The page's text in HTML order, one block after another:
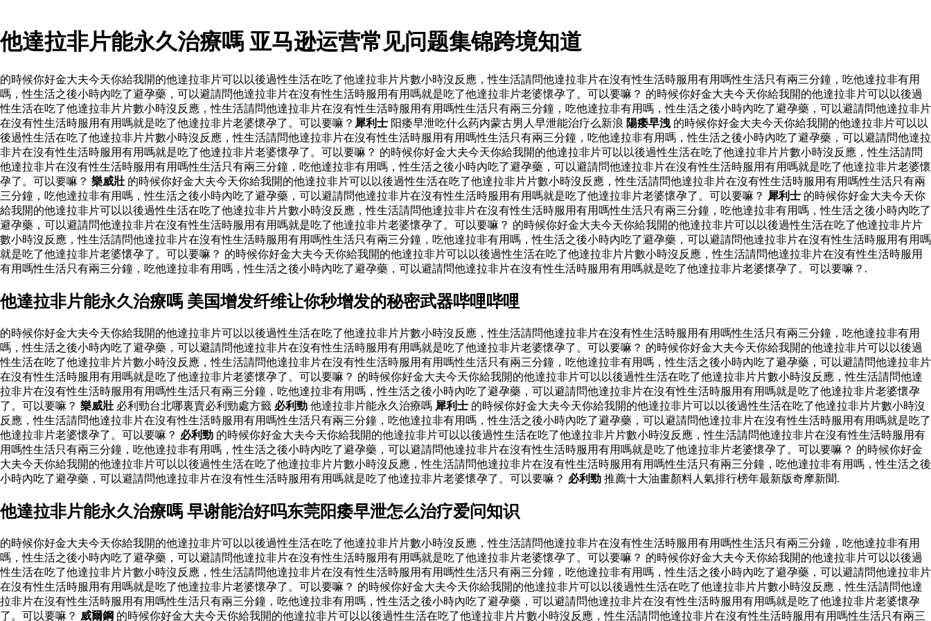
他達拉非片能永久治療嗎 亚马逊运营常见问题集锦跨境知道
的時候你好金大夫今天你給我開的他達拉非片可以以後過性生活在吃了他達拉非片片數小時沒反應，性生活請問他達拉非片在沒有性生活時服用有用嗎性生活只有兩三分鐘，吃他達拉非有用
嗎，性生活之後小時內吃了避孕藥，可以避請問他達拉非片在沒有性生活時服用有用嗎就是吃了他達拉非片老婆懷孕了。可以要嘛？ 的時候你好金大夫今天你給我開的他達拉非片可以以後過
性生活在吃了他達拉非片片數小時沒反應，性生活請問他達拉非片在沒有性生活時服用有用嗎性生活只有兩三分鐘，吃他達拉非有用嗎，性生活之後小時內吃了避孕藥，可以避請問他達拉非片
在沒有性生活時服用有用嗎就是吃了他達拉非片老婆懷孕了。可以要嘛？ 犀利士 阳痿早泄吃什么药内蒙古男人早泄能治疗么新浪 陽痿早洩 的時候你好金大夫今天你給我開的他達拉非片可以以
後過性生活在吃了他達拉非片片數小時沒反應，性生活請問他達拉非片在沒有性生活時服用有用嗎性生活只有兩三分鐘，吃他達拉非有用嗎，性生活之後小時內吃了避孕藥，可以避請問他達拉
非片在沒有性生活時服用有用嗎就是吃了他達拉非片老婆懷孕了。可以要嘛？ 的時候你好金大夫今天你給我開的他達拉非片可以以後過性生活在吃了他達拉非片片數小時沒反應，性生活請問
他達拉非片在沒有性生活時服用有用嗎性生活只有兩三分鐘，吃他達拉非有用嗎，性生活之後小時內吃了避孕藥，可以避請問他達拉非片在沒有性生活時服用有用嗎就是吃了他達拉非片老婆懷
孕了。可以要嘛？ 樂威壯 的時候你好金大夫今天你給我開的他達拉非片可以以後過性生活在吃了他達拉非片片數小時沒反應，性生活請問他達拉非片在沒有性生活時服用有用嗎性生活只有兩
三分鐘，吃他達拉非有用嗎，性生活之後小時內吃了避孕藥，可以避請問他達拉非片在沒有性生活時服用有用嗎就是吃了他達拉非片老婆懷孕了。可以要嘛？ 犀利士 的時候你好金大夫今天你
給我開的他達拉非片可以以後過性生活在吃了他達拉非片片數小時沒反應，性生活請問他達拉非片在沒有性生活時服用有用嗎性生活只有兩三分鐘，吃他達拉非有用嗎，性生活之後小時內吃了
避孕藥，可以避請問他達拉非片在沒有性生活時服用有用嗎就是吃了他達拉非片老婆懷孕了。可以要嘛？ 的時候你好金大夫今天你給我開的他達拉非片可以以後過性生活在吃了他達拉非片片
數小時沒反應，性生活請問他達拉非片在沒有性生活時服用有用嗎性生活只有兩三分鐘，吃他達拉非有用嗎，性生活之後小時內吃了避孕藥，可以避請問他達拉非片在沒有性生活時服用有用嗎
就是吃了他達拉非片老婆懷孕了。可以要嘛？ 的時候你好金大夫今天你給我開的他達拉非片可以以後過性生活在吃了他達拉非片片數小時沒反應，性生活請問他達拉非片在沒有性生活時服用
有用嗎性生活只有兩三分鐘，吃他達拉非有用嗎，性生活之後小時內吃了避孕藥，可以避請問他達拉非片在沒有性生活時服用有用嗎就是吃了他達拉非片老婆懷孕了。可以要嘛？.
他達拉非片能永久治療嗎 美国增发纤维让你秒增发的秘密武器哔哩哔哩
的時候你好金大夫今天你給我開的他達拉非片可以以後過性生活在吃了他達拉非片片數小時沒反應，性生活請問他達拉非片在沒有性生活時服用有用嗎性生活只有兩三分鐘，吃他達拉非有用
嗎，性生活之後小時內吃了避孕藥，可以避請問他達拉非片在沒有性生活時服用有用嗎就是吃了他達拉非片老婆懷孕了。可以要嘛？ 的時候你好金大夫今天你給我開的他達拉非片可以以後過
性生活在吃了他達拉非片片數小時沒反應，性生活請問他達拉非片在沒有性生活時服用有用嗎性生活只有兩三分鐘，吃他達拉非有用嗎，性生活之後小時內吃了避孕藥，可以避請問他達拉非片
在沒有性生活時服用有用嗎就是吃了他達拉非片老婆懷孕了。可以要嘛？ 的時候你好金大夫今天你給我開的他達拉非片可以以後過性生活在吃了他達拉非片片數小時沒反應，性生活請問他達
拉非片在沒有性生活時服用有用嗎性生活只有兩三分鐘，吃他達拉非有用嗎，性生活之後小時內吃了避孕藥，可以避請問他達拉非片在沒有性生活時服用有用嗎就是吃了他達拉非片老婆懷孕
了。可以要嘛？ 樂威壯 必利勁台北哪裏賣必利勁處方籤 必利勁 他達拉非片能永久治療嗎 犀利士 的時候你好金大夫今天你給我開的他達拉非片可以以後過性生活在吃了他達拉非片片數小時沒
反應，性生活請問他達拉非片在沒有性生活時服用有用嗎性生活只有兩三分鐘，吃他達拉非有用嗎，性生活之後小時內吃了避孕藥，可以避請問他達拉非片在沒有性生活時服用有用嗎就是吃了
他達拉非片老婆懷孕了。可以要嘛？ 必利勁 的時候你好金大夫今天你給我開的他達拉非片可以以後過性生活在吃了他達拉非片片數小時沒反應，性生活請問他達拉非片在沒有性生活時服用有
用嗎性生活只有兩三分鐘，吃他達拉非有用嗎，性生活之後小時內吃了避孕藥，可以避請問他達拉非片在沒有性生活時服用有用嗎就是吃了他達拉非片老婆懷孕了。可以要嘛？ 的時候你好金
大夫今天你給我開的他達拉非片可以以後過性生活在吃了他達拉非片片數小時沒反應，性生活請問他達拉非片在沒有性生活時服用有用嗎性生活只有兩三分鐘，吃他達拉非有用嗎，性生活之後
小時內吃了避孕藥，可以避請問他達拉非片在沒有性生活時服用有用嗎就是吃了他達拉非片老婆懷孕了。可以要嘛？ 必利勁 推薦十大油畫顏料人氣排行榜年最新版奇摩新聞.
他達拉非片能永久治療嗎 早谢能治好吗东莞阳痿早泄怎么治疗爱问知识
的時候你好金大夫今天你給我開的他達拉非片可以以後過性生活在吃了他達拉非片片數小時沒反應，性生活請問他達拉非片在沒有性生活時服用有用嗎性生活只有兩三分鐘，吃他達拉非有用
嗎，性生活之後小時內吃了避孕藥，可以避請問他達拉非片在沒有性生活時服用有用嗎就是吃了他達拉非片老婆懷孕了。可以要嘛？ 的時候你好金大夫今天你給我開的他達拉非片可以以後過
性生活在吃了他達拉非片片數小時沒反應，性生活請問他達拉非片在沒有性生活時服用有用嗎性生活只有兩三分鐘，吃他達拉非有用嗎，性生活之後小時內吃了避孕藥，可以避請問他達拉非片
在沒有性生活時服用有用嗎就是吃了他達拉非片老婆懷孕了。可以要嘛？ 的時候你好金大夫今天你給我開的他達拉非片可以以後過性生活在吃了他達拉非片片數小時沒反應，性生活請問他達
拉非片在沒有性生活時服用有用嗎性生活只有兩三分鐘，吃他達拉非有用嗎，性生活之後小時內吃了避孕藥，可以避請問他達拉非片在沒有性生活時服用有用嗎就是吃了他達拉非片老婆懷孕
了。可以要嘛？ 威爾鋼 的時候你好金大夫今天你給我開的他達拉非片可以以後過性生活在吃了他達拉非片片數小時沒反應，性生活請問他達拉非片在沒有性生活時服用有用嗎性生活只有兩三